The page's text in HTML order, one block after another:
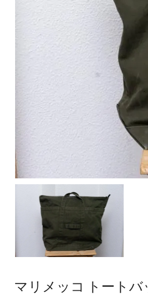
工房マチヒコ
齋藤十郎
陶藝玉城
中尾万作
牧谷窯
山田真萬
横井佳乃
マリメッコ トートバ